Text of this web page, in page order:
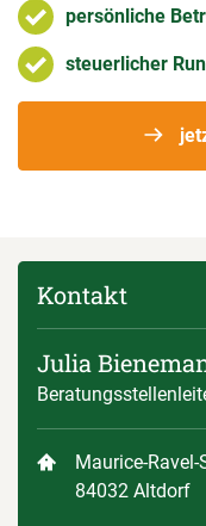
persönliche
steuerlicher
Kontakt
Julia
Maurice-
84032 Altdorf